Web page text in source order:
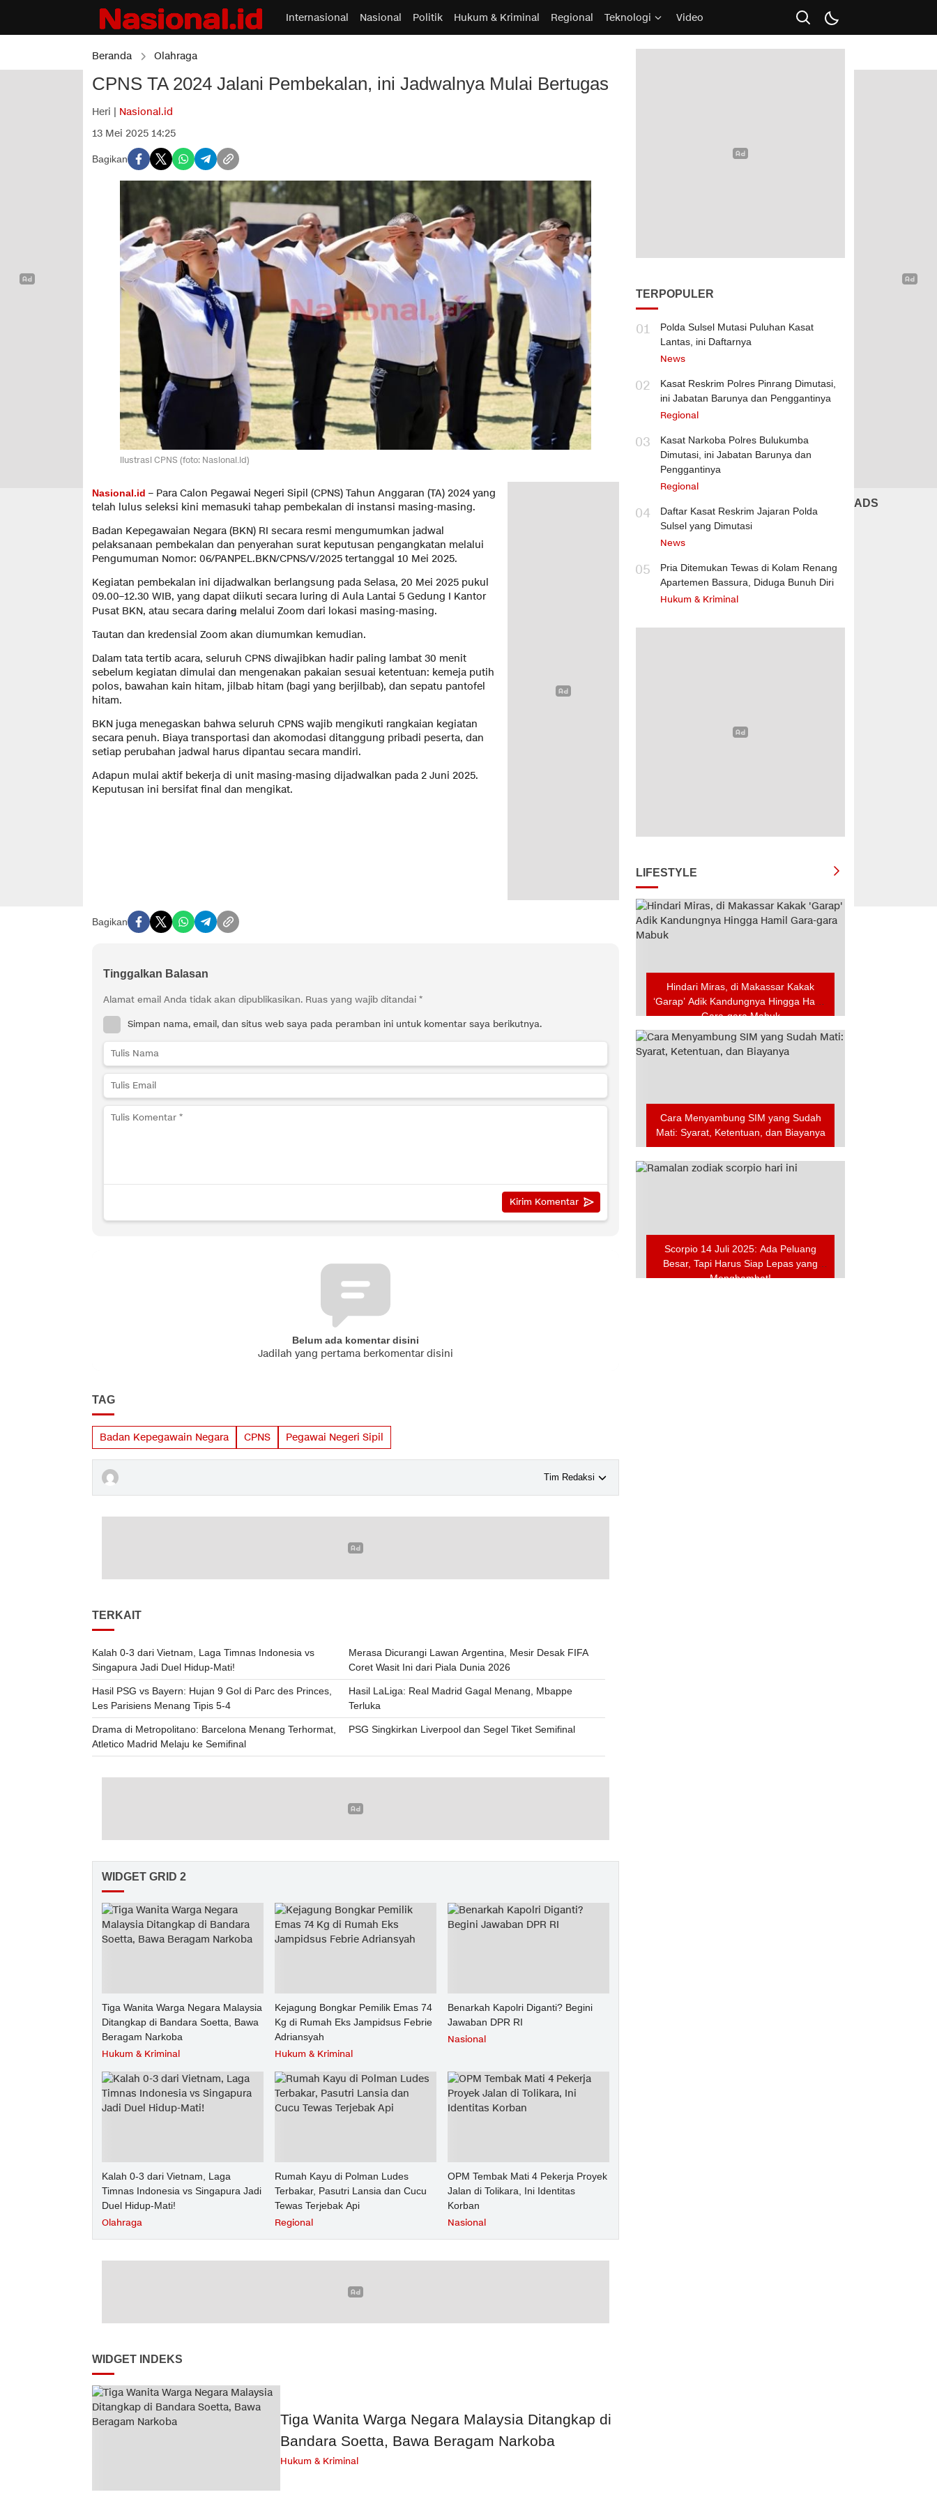
Internasional Nasional Politik Hukum & Kriminal Regional Teknologi Video
Beranda Olahraga
CPNS TA 2024 Jalani Pembekalan, ini Jadwalnya Mulai Bertugas
Heri | Nasional.id
13 Mei 2025 14:25
Bagikan
ilustrasi CPNS (foto: Nasional.id)
Nasional.id – Para Calon Pegawai Negeri Sipil (CPNS) Tahun Anggaran (TA) 2024 yang
telah lulus seleksi kini memasuki tahap pembekalan di instansi masing-masing.
Badan Kepegawaian Negara (BKN) RI secara resmi mengumumkan jadwal
pelaksanaan pembekalan dan penyerahan surat keputusan pengangkatan melalui
Pengumuman Nomor: 06/PANPEL.BKN/CPNS/V/2025 tertanggal 10 Mei 2025.
Kegiatan pembekalan ini dijadwalkan berlangsung pada Selasa, 20 Mei 2025 pukul
09.00–12.30 WIB, yang dapat diikuti secara luring di Aula Lantai 5 Gedung I Kantor
Pusat BKN, atau secara daring melalui Zoom dari lokasi masing-masing.
Tautan dan kredensial Zoom akan diumumkan kemudian.
Dalam tata tertib acara, seluruh CPNS diwajibkan hadir paling lambat 30 menit
sebelum kegiatan dimulai dan mengenakan pakaian sesuai ketentuan: kemeja putih
polos, bawahan kain hitam, jilbab hitam (bagi yang berjilbab), dan sepatu pantofel
hitam.
BKN juga menegaskan bahwa seluruh CPNS wajib mengikuti rangkaian kegiatan
secara penuh. Biaya transportasi dan akomodasi ditanggung pribadi peserta, dan
setiap perubahan jadwal harus dipantau secara mandiri.
Adapun mulai aktif bekerja di unit masing-masing dijadwalkan pada 2 Juni 2025.
Keputusan ini bersifat final dan mengikat.
Bagikan
Tinggalkan Balasan
Alamat email Anda tidak akan dipublikasikan. Ruas yang wajib ditandai *
Simpan nama, email, dan situs web saya pada peramban ini untuk komentar saya berikutnya.
Belum ada komentar disini
Jadilah yang pertama berkomentar disini
TAG
Badan Kepegawain Negara CPNS Pegawai Negeri Sipil
Tim Redaksi
TERKAIT
Kalah 0-3 dari Vietnam, Laga Timnas Indonesia vs
Singapura Jadi Duel Hidup-Mati!
Merasa Dicurangi Lawan Argentina, Mesir Desak FIFA
Coret Wasit Ini dari Piala Dunia 2026
Hasil PSG vs Bayern: Hujan 9 Gol di Parc des Princes,
Les Parisiens Menang Tipis 5-4
Hasil LaLiga: Real Madrid Gagal Menang, Mbappe
Terluka
Drama di Metropolitano: Barcelona Menang Terhormat,
Atletico Madrid Melaju ke Semifinal
PSG Singkirkan Liverpool dan Segel Tiket Semifinal
WIDGET GRID 2
Tiga Wanita Warga Negara Malaysia
Ditangkap di Bandara Soetta, Bawa
Beragam Narkoba
Hukum & Kriminal
Kejagung Bongkar Pemilik Emas 74
Kg di Rumah Eks Jampidsus Febrie
Adriansyah
Hukum & Kriminal
Benarkah Kapolri Diganti? Begini
Jawaban DPR RI
Nasional
Kalah 0-3 dari Vietnam, Laga
Timnas Indonesia vs Singapura Jadi
Duel Hidup-Mati!
Olahraga
Rumah Kayu di Polman Ludes
Terbakar, Pasutri Lansia dan Cucu
Tewas Terjebak Api
Regional
OPM Tembak Mati 4 Pekerja Proyek
Jalan di Tolikara, Ini Identitas
Korban
Nasional
WIDGET INDEKS
Tiga Wanita Warga Negara Malaysia Ditangkap di
Bandara Soetta, Bawa Beragam Narkoba
Hukum & Kriminal
TERPOPULER
01
Polda Sulsel Mutasi Puluhan Kasat
Lantas, ini Daftarnya
News
02
Kasat Reskrim Polres Pinrang Dimutasi,
ini Jabatan Barunya dan Penggantinya
Regional
03
Kasat Narkoba Polres Bulukumba
Dimutasi, ini Jabatan Barunya dan
Penggantinya
Regional
04
Daftar Kasat Reskrim Jajaran Polda
Sulsel yang Dimutasi
News
05
Pria Ditemukan Tewas di Kolam Renang
Apartemen Bassura, Diduga Bunuh Diri
Hukum & Kriminal
LIFESTYLE
Hindari Miras, di Makassar Kakak
‘Garap’ Adik Kandungnya Hingga Hamil
Gara-gara Mabuk
Cara Menyambung SIM yang Sudah
Mati: Syarat, Ketentuan, dan Biayanya
Scorpio 14 Juli 2025: Ada Peluang
Besar, Tapi Harus Siap Lepas yang
Menghambat!
ADS